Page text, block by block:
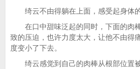
绮云不由得躺在上面，感受起身体的
在口中甜味泛起的同时，下面的肉
致的压迫，也许力度太大，让他不由得
度变小了下去。
绮云感觉到自己的肉棒从根部位置